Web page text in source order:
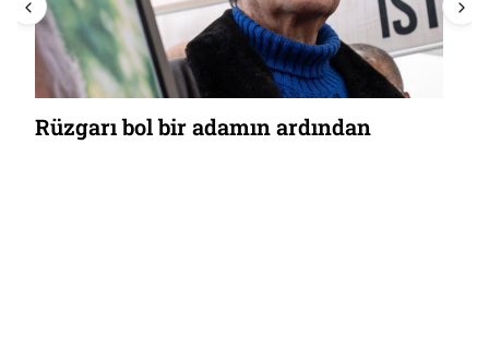
Rüzgarı bol bir adamın ardından